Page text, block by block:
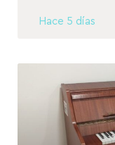
Hace 5 días